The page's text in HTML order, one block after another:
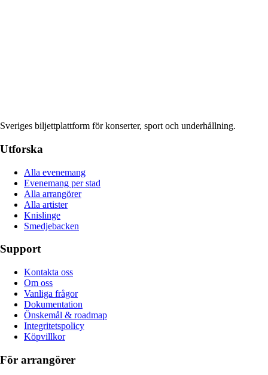
Sveriges biljettplattform för konserter, sport och underhållning.
Utforska
Alla evenemang
Evenemang per stad
Alla arrangörer
Alla artister
Knislinge
Smedjebacken
Support
Kontakta oss
Om oss
Vanliga frågor
Dokumentation
Önskemål & roadmap
Integritetspolicy
Köpvillkor
För arrangörer